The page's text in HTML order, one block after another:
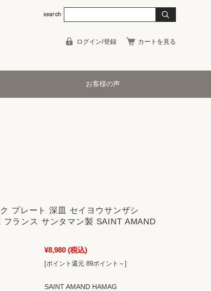
ログイン/登録 カートを見る
お客様の声
プレート 深皿 セイヨウサンザシ
フランス サンタマン製 SAINT AMAND
¥8,980 (税込)
[ポイント還元 89ポイント～]
SAINT AMAND HAMAG